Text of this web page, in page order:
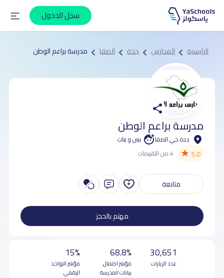
سجل الدخول
الرئيسية المدارس جدة الصفا مدرسة براعم الوطن
مدرسة براعم الوطن
جدة حي الصفا بنين و بنات
5.0
★ 4 من التقييمات
متابعة
مهتم بالحجز
30,651
عدد الزيارات
68.8%
مؤشر اكتمال
بيانات المدرسة
15%
مؤشر التواجد
الرقمي